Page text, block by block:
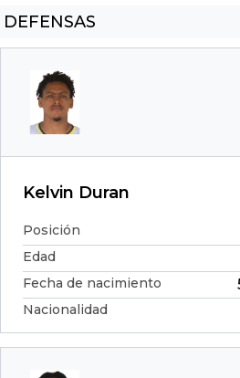
DEFENSAS
Kelvin Duran
Posición
Edad
Fecha de nacimiento
Nacionalidad